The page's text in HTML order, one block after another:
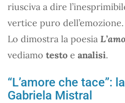
riusciva a dire
vertice puro dell’emozione.
Lo dimostra la poesia
vediamo testo e analisi.
“L’amore che tace”:
Gabriela Mistral